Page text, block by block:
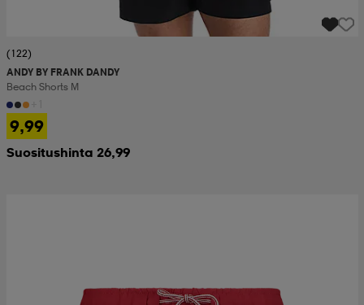
(122)
ANDY BY FRANK DANDY
Beach Shorts M
9,99
Suositushinta 26,99